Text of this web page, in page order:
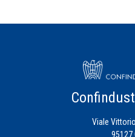
Viale
95127